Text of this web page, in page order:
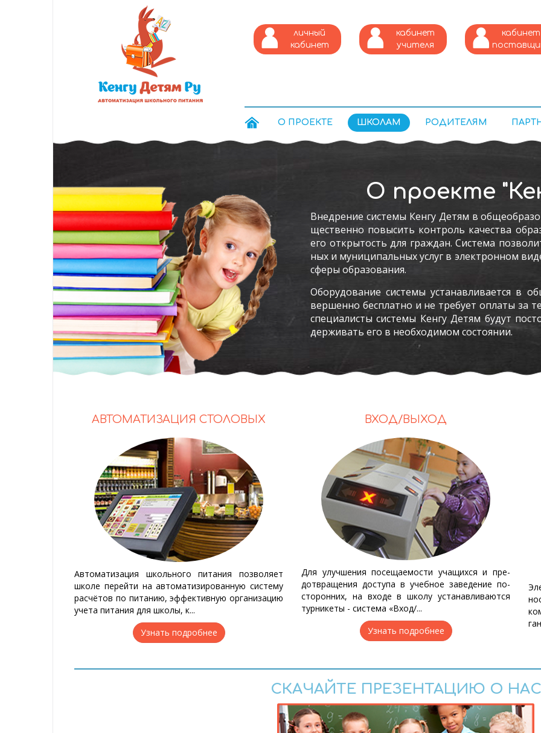
личный
кабинет
кабинет
учителя
кабинет
питания
О ПРОЕКТЕ ШКОЛАМ РОДИТЕЛЯМ
О проекте
Внед­ре­ние сис­те­мы Кен­гу Де­тям в
щес­твен­но по­высить кон­троль ка­чес­тва
его от­кры­тость для граж­дан. Сис­те­ма
ных и му­ници­паль­ных ус­луг в элек­трон­ном
сфе­ры об­ра­зова­ния.
Обо­рудо­вание сис­те­мы ус­та­нав­ли­ва­ет­ся в
вер­шенно бес­плат­но и не тре­бу­ет оп­ла­ты за
спе­ци­алис­ты сис­те­мы Кен­гу Де­тям бу­дут
держи­вать его в не­об­хо­димом сос­то­янии.
АВТОМАТИЗАЦИЯ СТОЛОВЫХ
Ав­то­ма­ти­за­ция школь­но­го пи­та­ния поз­во­ля­ет
шко­ле пе­рей­ти на ав­то­мати­зиро­ван­ную сис­те­му
рас­чё­тов по пи­та­нию, эф­фек­тив­ную ор­га­ни­за­цию
уче­та пи­та­ния для шко­лы, к...
Узнать подробнее
ВХОД/ВЫХОД
Для улуч­ше­ния по­се­ща­е­мо­сти уча­щих­ся и пре­
дот­вра­ще­ния до­сту­па в учеб­ное за­ве­де­ние по­
сто­рон­них, на вхо­де в шко­лу ус­та­нав­ли­ва­ют­ся
тур­ни­ке­ты - си­сте­ма «Вход/...
Узнать подробнее
СКАЧАЙТЕ ПРЕЗЕНТАЦИЮ О НАС